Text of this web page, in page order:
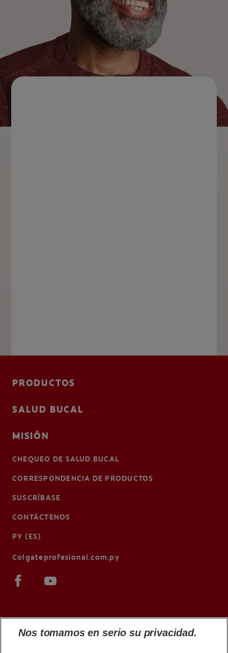
PRODUCTOS
SALUD BUCAL
MISIÓN
CHEQUEO DE SALUD BUCAL
CORRESPONDENCIA DE PRODUCTOS
SUSCRÍBASE
CONTÁCTENOS
PY (ES)
Colgateprofesional.com.py
Nos tomamos en serio su privacidad.